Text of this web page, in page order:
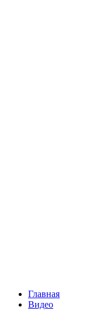
Главная
Видео